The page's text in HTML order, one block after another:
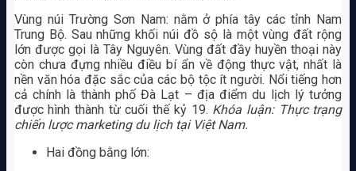
Vùng núi Trường Sơn Nam: nằm ở phía tây các tỉnh Nam
Trung Bộ. Sau những khối núi đồ sộ là một vùng đất rộng
lớn được gọi là Tây Nguyên. Vùng đất đầy huyền thoại này
còn chưa đựng nhiều điều bí ẩn về động thực vật, nhất là
nền văn hóa đặc sắc của các bộ tộc ít người. Nổi tiếng hơn
cả chính là thành phố Đà Lạt – địa điểm du lịch lý tưởng
được hình thành từ cuối thế kỷ 19. Khóa luận: Thực trạng
chiến lược marketing du lịch tại Việt Nam.
Hai đồng bằng lớn: